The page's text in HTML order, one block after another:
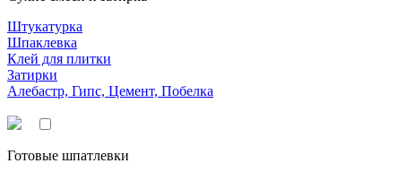
Штукатурка
Шпаклевка
Клей для плитки
Затирки
Алебастр, Гипс, Цемент, Побелка
Готовые шпатлевки